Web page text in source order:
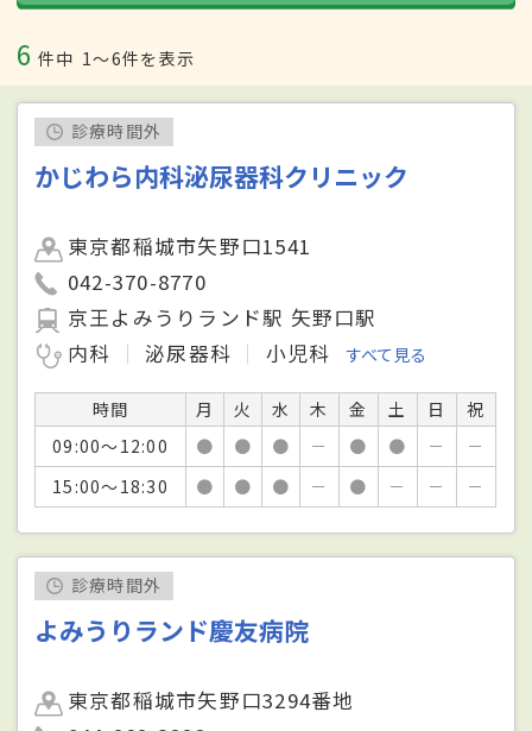
6 件中 1〜6件を表示
診療時間外
かじわら内科泌尿器科クリニック
東京都稲城市矢野口1541
042-370-8770
京王よみうりランド駅 矢野口駅
内科
泌尿器科 小児科 すべて見る
時間 月 火 水 木 金 土 日
祝
09:00～12:00
● ● ● － ● ● －
－
15:00～18:30
● ● ● － ● － － －
診療時間外
よみうりランド慶友病院
東京都稲城市矢野口3294番地